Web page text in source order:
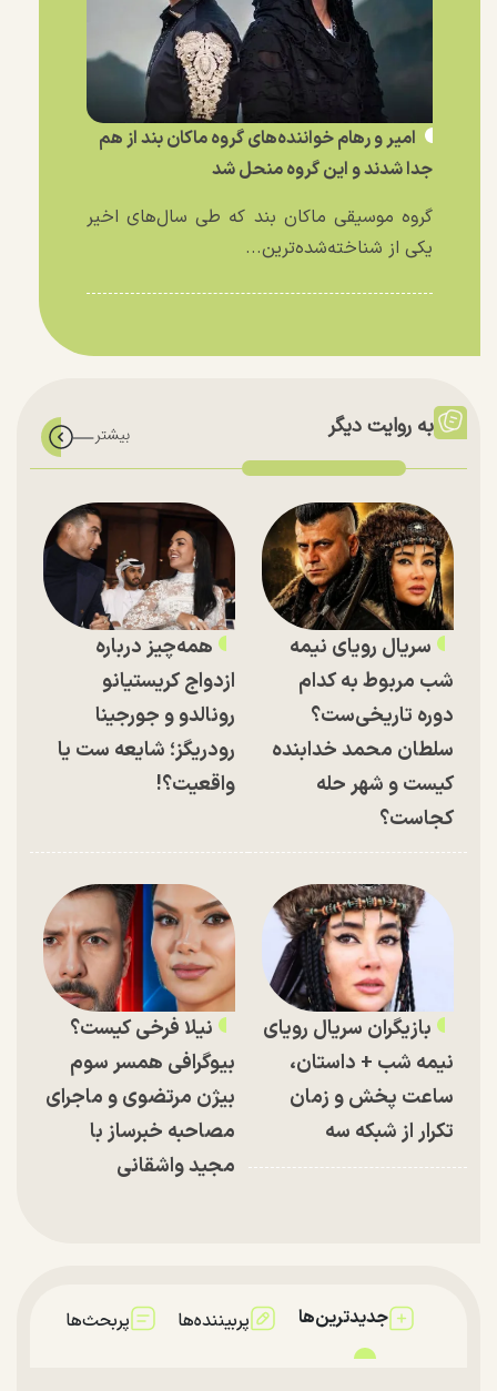
امیر و رهام خواننده‌های گروه ماکان بند از هم
جدا شدند و این گروه منحل شد
گروه موسیقی ماکان بند که طی سال‌های اخیر
یکی از شناخته‌شده‌ترین...
به روایت دیگر
سریال رویای نیمه
شب مربوط به کدام
دوره تاریخی‌ست؟
سلطان محمد خدابنده
کیست و شهر حله
کجاست؟
همه‌چیز درباره
ازدواج کریستیانو
رونالدو و جورجینا
رودریگز؛ شایعه ست یا
واقعیت؟!
بازیگران سریال رویای
نیمه شب + داستان،
ساعت پخش و زمان
تکرار از شبکه سه
نیلا فرخی کیست؟
بیوگرافی همسر سوم
بیژن مرتضوی و ماجرای
مصاحبه خبرساز با
مجید واشقانی
جدیدترین‌ها پربیننده‌ها پربحث‌ها